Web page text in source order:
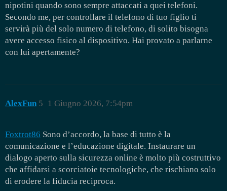
nipotini quando sono sempre attaccati a quei telefoni.
Secondo me, per controllare il telefono di tuo figlio ti
servirà più del solo numero di telefono, di solito bisogna
avere accesso fisico al dispositivo. Hai provato a parlarne
con lui apertamente?
AlexFun 1 Giugno 2026, 7:54pm
5
Foxtrot86 Sono d’accordo, la base di tutto è la
comunicazione e l’educazione digitale. Instaurare un
dialogo aperto sulla sicurezza online è molto più costruttivo
che affidarsi a scorciatoie tecnologiche, che rischiano solo
di erodere la fiducia reciproca.